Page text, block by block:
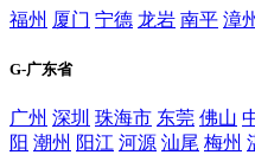
福州 厦门 宁德 龙岩 南平 漳
G-广东省
广州 深圳 珠海市 东莞 佛山
阳 潮州 阳江 河源 汕尾 梅州